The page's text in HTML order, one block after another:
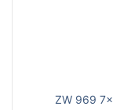
ZW 969